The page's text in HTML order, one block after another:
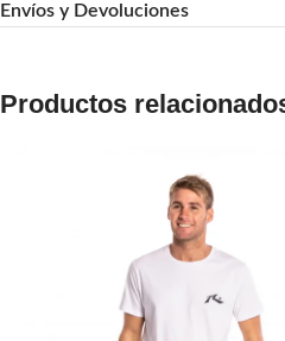
Envíos y Devoluciones
Productos